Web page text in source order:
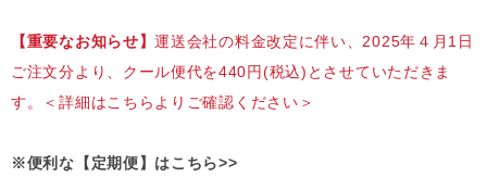
【重要なお知らせ】運送会社の料金改定に伴い、2025年４月1日
ご注文分より、クール便代を440円(税込)とさせていただきま
す。
＜詳細はこちらよりご確認ください＞
※便利な【定期便】はこちら>>